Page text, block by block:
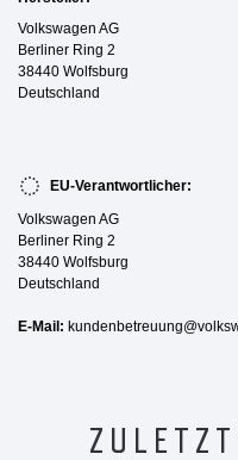
Volkswagen AG
Berliner Ring 2
38440 Wolfsburg
Deutschland
EU-Verantwortlicher:
Volkswagen AG
Berliner Ring 2
38440 Wolfsburg
Deutschland
E-Mail: